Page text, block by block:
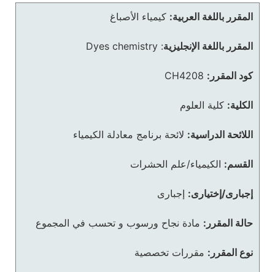
المقرر باللغة العربية: كيمياء الأصباغ
المقرر باللغة الإنجليزية:
Dyes chemistry
كود المقرر: CH4208
الكلية: كلية العلوم
اللائحة الدراسية: لائحة برنامج معادلة الكيمياء
القسم: الكيمياء/علم الحشرات
إجبارى/إختيارى: إجبارى
حالة المقرر: مادة نجاح ورسوب و تحسب في المجموع
نوع المقرر: مقررات تخصصية